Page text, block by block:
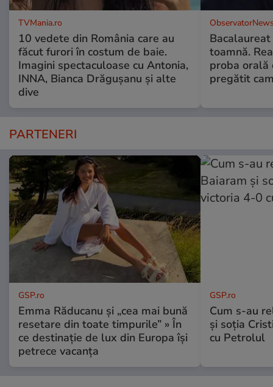
TVMania.ro
10 vedete din România care au
făcut furori în costum de baie.
Imagini spectaculoase cu Antonia,
INNA, Bianca Drăgușanu și alte
dive
toamnă.
proba orală
pregătit
PARTENERI
GSP.ro
Emma Răducanu și „cea mai bună
resetare din toate timpurile” » În
ce destinație de lux din Europa își
petrece vacanța
GSP.ro
Cum s-au
și soția
cu Petrolul